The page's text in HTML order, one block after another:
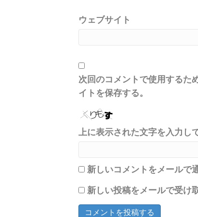
ウェブサイト
次回のコメントで使用するた
イトを保存する。
上に表示された文字を入力し
新しいコメントをメールで
新しい投稿をメールで受け